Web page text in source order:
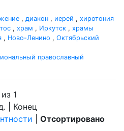
, диакон , иерей , хиротония
, храм , Иркутск , храмы
, Ново-Ленино , Октябрьский
православный
1
| Конец
Отсортировано